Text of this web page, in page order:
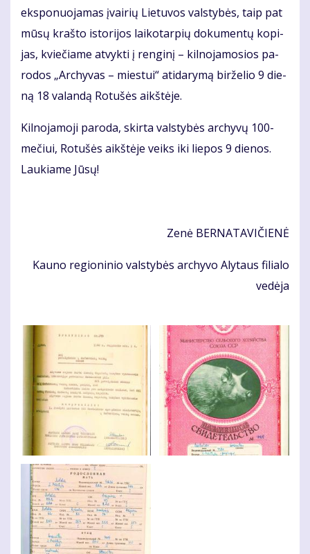
eks­po­nuo­ja­mas įvai­rių Lie­tu­vos vals­ty­bės, taip pat
mū­sų kraš­to is­to­ri­jos lai­ko­tar­pių do­ku­men­tų ko­pi­
jas, kvie­čia­me at­vyk­ti į ren­gi­nį – kil­no­ja­mo­sios pa­
ro­dos „Ar­chy­vas – mies­tui“ ati­da­ry­mą bir­že­lio 9 die­
ną 18 va­lan­dą Ro­tu­šės aikš­tė­je.
Kil­no­ja­mo­ji pa­ro­da, skir­ta vals­ty­bės ar­chy­vų 100-
me­čiui, Ro­tu­šės aikš­tė­je veiks iki lie­pos 9 die­nos.
Lau­kia­me Jū­sų!
Ze­nė BER­NA­TA­VI­ČIE­NĖ
Kau­no re­gio­ni­nio vals­ty­bės ar­chy­vo Aly­taus fi­lia­lo
ve­dė­ja